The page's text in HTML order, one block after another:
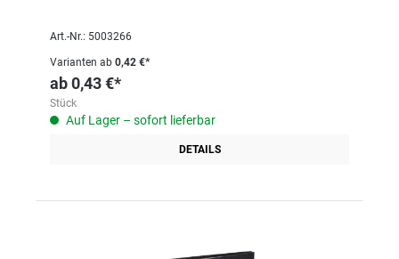
Art.-Nr.: 5003266
Varianten ab 0,42 €*
ab0,43 €*
Stück
Auf Lager – sofort lieferbar
DETAILS